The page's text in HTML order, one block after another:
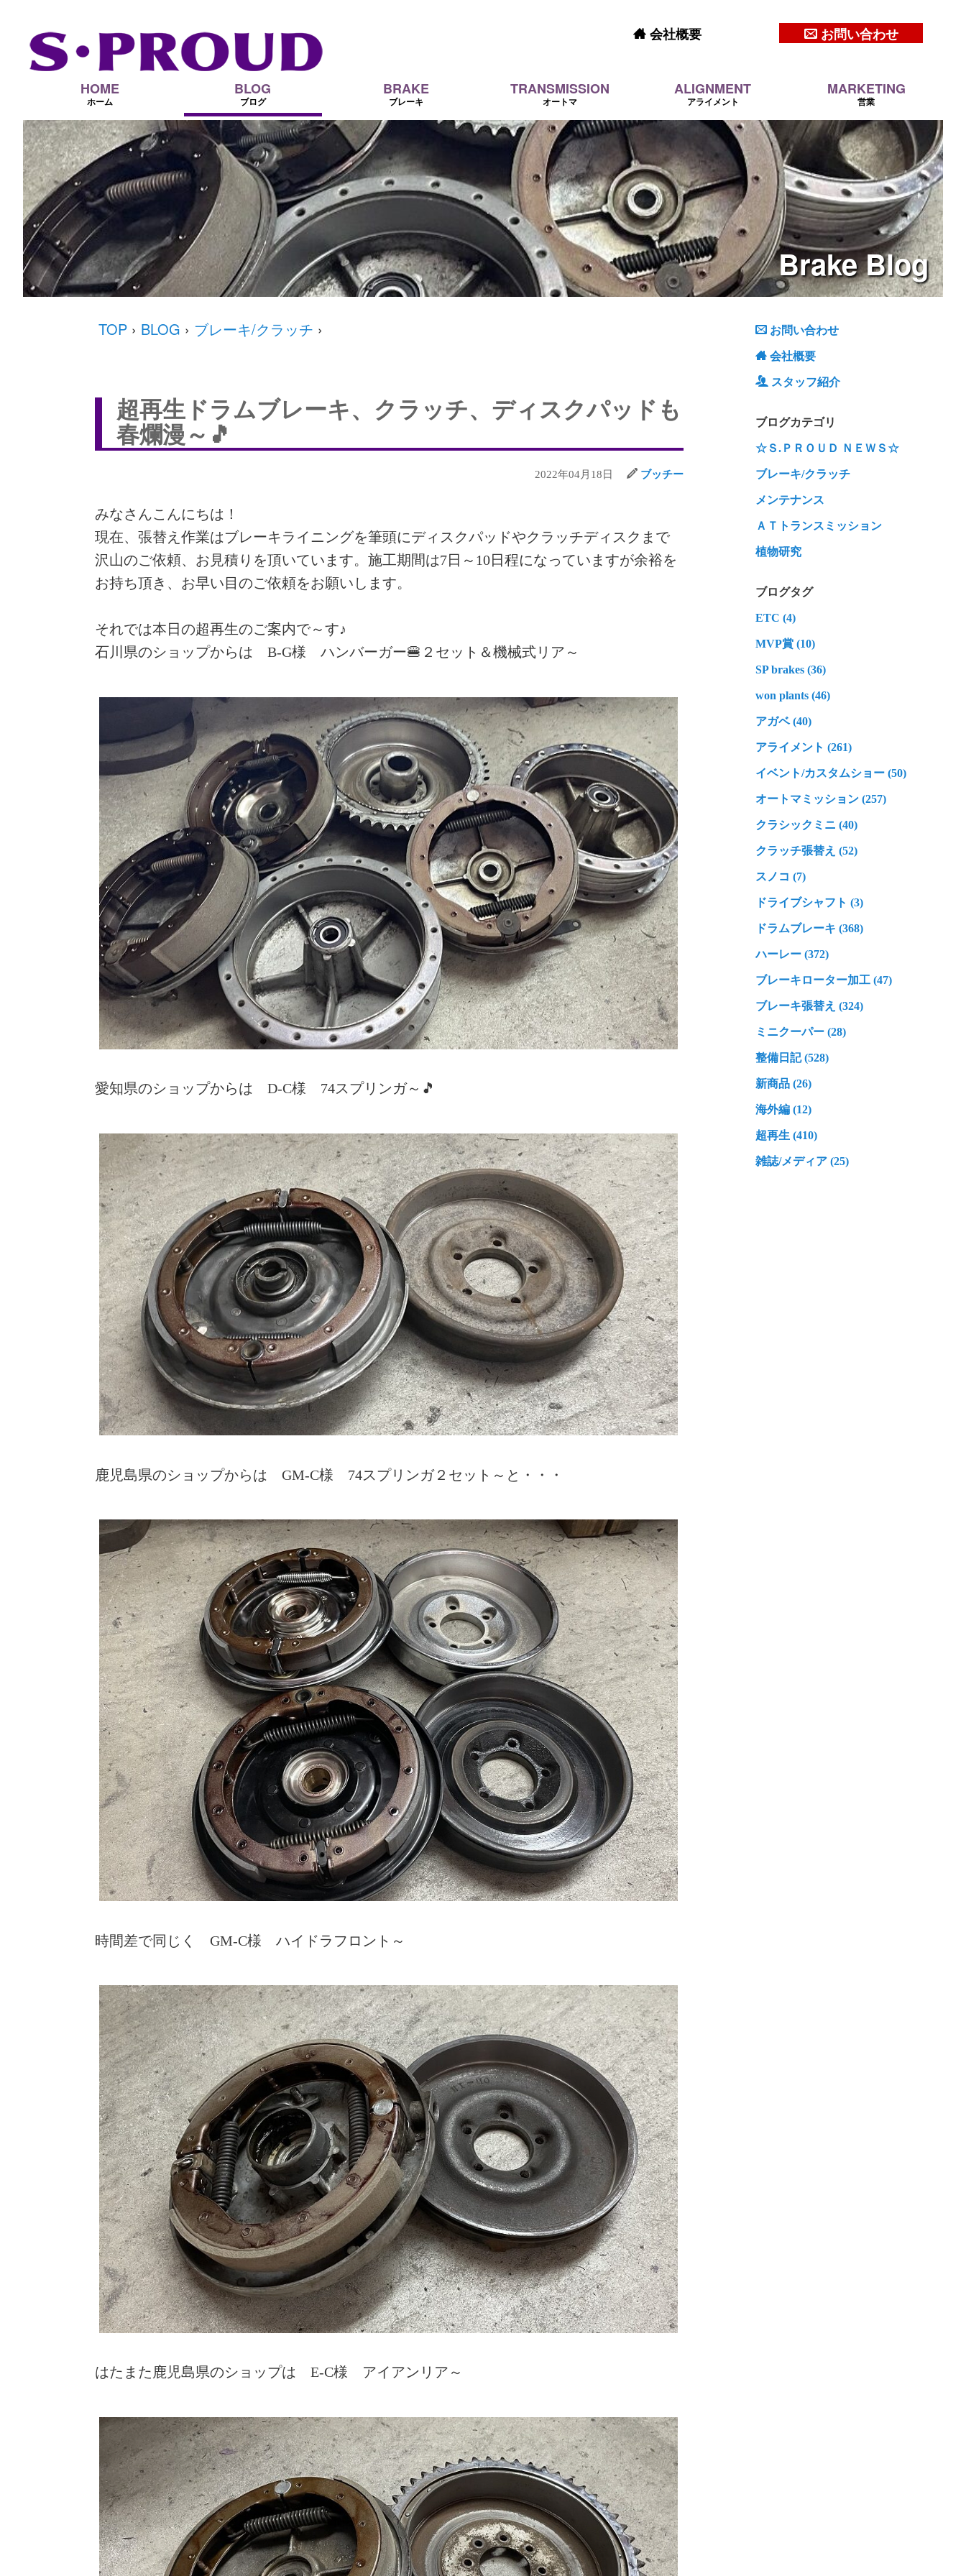
会社概要 お問い合わせ
HOME
ホーム
BLOG
ブログ
BRAKE
ブレーキ
TRANSMISSION
オートマ
ALIGNMENT
アライメント
MARKETING
営業
BrakeBlog
TOP › BLOG › ブレーキ/クラッチ ›
超再生ドラムブレーキ、クラッチ、ディスクパッドも
春爛漫～🎵
2022年04月18日 ブッチー
みなさんこんにちは！
現在、張替え作業はブレーキライニングを筆頭にディスクパッドやクラッチディスクまで
沢山のご依頼、お見積りを頂いています。施工期間は7日～10日程になっていますが余裕を
お持ち頂き、お早い目のご依頼をお願いします。
それでは本日の超再生のご案内で～す♪
石川県のショップからは B-G様 ハンバーガー🍔２セット＆機械式リア～
愛知県のショップからは D-C様 74スプリンガ～🎵
鹿児島県のショップからは GM-C様 74スプリンガ２セット～と・・・
時間差で同じく GM-C様 ハイドラフロント～
はたまた鹿児島県のショップは E-C様 アイアンリア～
お問い合わせ
会社概要
スタッフ紹介
ブログカテゴリ
☆Ｓ.ＰＲＯＵＤ ＮＥＷＳ☆
ブレーキ/クラッチ
メンテナンス
ＡＴトランスミッション
植物研究
ブログタグ
ETC (4)
MVP賞 (10)
SP brakes (36)
won plants (46)
アガベ (40)
アライメント (261)
イベント/カスタムショー (50)
オートマミッション (257)
クラシックミニ (40)
クラッチ張替え (52)
スノコ (7)
ドライブシャフト (3)
ドラムブレーキ (368)
ハーレー (372)
ブレーキローター加工 (47)
ブレーキ張替え (324)
ミニクーパー (28)
整備日記 (528)
新商品 (26)
海外編 (12)
超再生 (410)
雑誌/メディア (25)